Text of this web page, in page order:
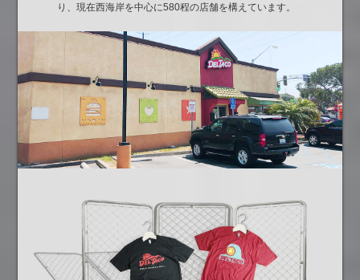
り、現在西海岸を中心に580程の店舗を構えています。